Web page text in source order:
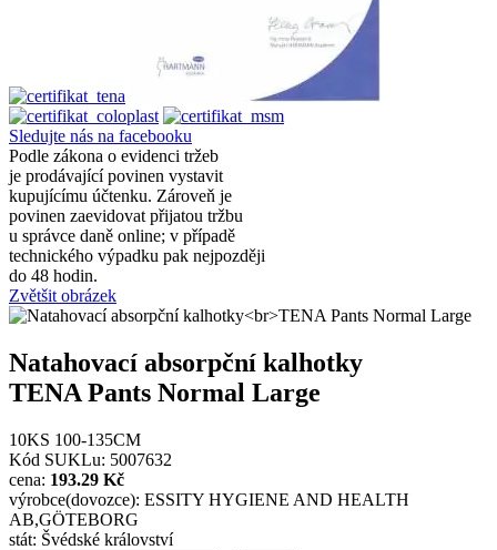
Sledujte nás na facebooku
Podle zákona o evidenci tržeb
je prodávající povinen vystavit
kupujícímu účtenku. Zároveň je
povinen zaevidovat přijatou tržbu
u správce daně online; v případě
technického výpadku pak nejpozději
do 48 hodin.
Zvětšit obrázek
Natahovací absorpční kalhotky
TENA Pants Normal Large
10KS 100-135CM
Kód SUKLu: 5007632
cena: 193.29 Kč
výrobce(dovozce): ESSITY HYGIENE AND HEALTH
AB,GÖTEBORG
stát: Švédské království